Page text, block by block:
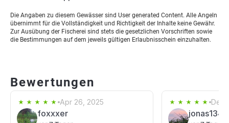
Die Angaben zu diesem Gewässer sind User generated Content. Alle Angeln
übernimmt für die Vollständigkeit und Richtigkeit der Inhalte keine Gewähr.
Zur Ausübung der Fischerei sind stets die gesetzlichen Vorschriften sowie
die Bestimmungen auf dem jeweils gültigen Erlaubnisschein einzuhalten.
Bewertungen
Apr 26, 2025
foxxxer
Dec
jonas1345